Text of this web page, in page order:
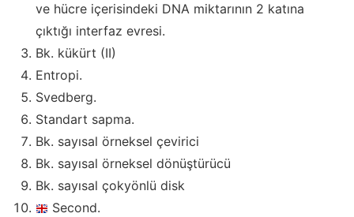
ve hücre içerisindeki DNA miktarının 2 katına
çıktığı interfaz evresi.
Bk. kükürt (II)
Entropi.
Svedberg.
Standart sapma.
Bk. sayısal örneksel çevirici
Bk. sayısal örneksel dönüştürücü
Bk. sayısal çokyönlü disk
Second.